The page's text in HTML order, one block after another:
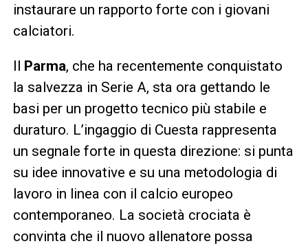
instaurare un rapporto forte con i giovani
calciatori.
Il Parma, che ha recentemente conquistato
la salvezza in Serie A, sta ora gettando le
basi per un progetto tecnico più stabile e
duraturo. L’ingaggio di Cuesta rappresenta
un segnale forte in questa direzione: si punta
su idee innovative e su una metodologia di
lavoro in linea con il calcio europeo
contemporaneo. La società crociata è
convinta che il nuovo allenatore possa